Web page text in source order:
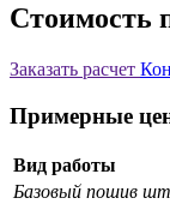
Стоимость
Заказать расчет
Примерные
Вид работы
Базовый пошив